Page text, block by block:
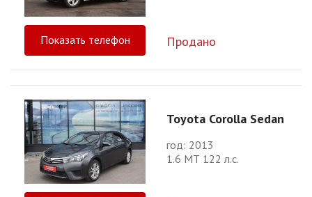
Показать телефон Продано
Toyota Corolla Sedan
год: 2013
1.6 МТ 122 л.с.